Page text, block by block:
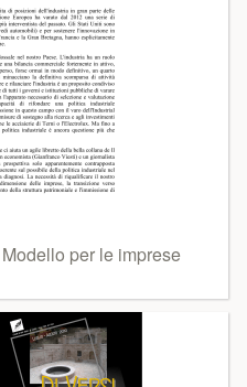
per le imprese